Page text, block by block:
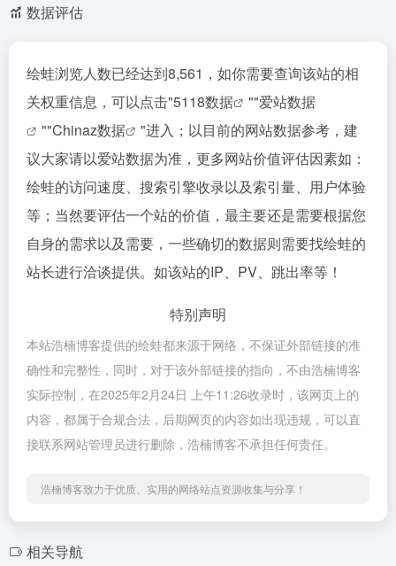
数据评估
绘蛙浏览人数已经达到8,561，如你需要查询该站的相
关权重信息，可以点击"5118数据 ""爱站数据
""Chinaz数据
"进入；以目前的网站数据参考，建
议大家请以爱站数据为准，更多网站价值评估因素如：
绘蛙的访问速度、搜索引擎收录以及索引量、用户体验
等；当然要评估一个站的价值，最主要还是需要根据您
自身的需求以及需要，一些确切的数据则需要找绘蛙的
站长进行洽谈提供。如该站的IP、PV、跳出率等！
特别声明
本站浩楠博客提供的绘蛙都来源于网络，不保证外部链接的准
确性和完整性，同时，对于该外部链接的指向，不由浩楠博客
实际控制，在2025年2月24日 上午11:26收录时，该网页上的
内容，都属于合规合法，后期网页的内容如出现违规，可以直
接联系网站管理员进行删除，浩楠博客不承担任何责任。
浩楠博客致力于优质、实用的网络站点资源收集与分享！
相关导航